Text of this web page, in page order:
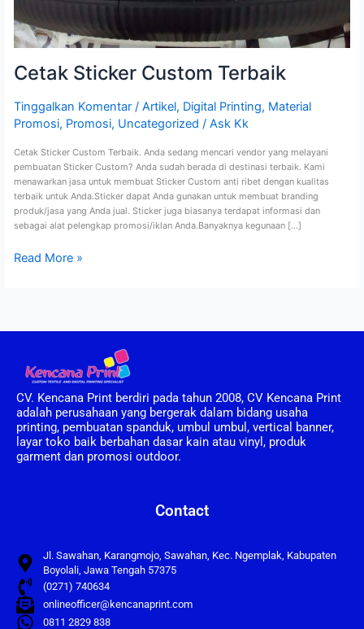
Cetak Sticker Custom Terbaik
Tinggalkan Komentar / Artikel, Digital Printing, Material
Promosi, Promosi, Uncategorized / Ask Kk
Cetak Sticker Custom Terbaik. Anda sedang mencari vendor yang melayani
pembuatan Sticker Custom? Anda sudah berada di destinasi terbaik. Kami
menawarkan jasa untuk membuat Sticker Custom anti ribet dengan kualitas
terbaik untuk Anda.Sticker dapat Anda gunakan untuk membuat branding
produk/jasa yang Anda jual. Sticker juga biasanya terdapat informasi dan
sebagai alat pelengkap promosi/iklan Anda.Banyaknya kegunaan […]
Read More »
CV. Kencana Print berdiri pada tahun 2008, CV Kencana Print
adalah perusahaan yang bergerak dalam bidang usaha
printing, pembuatan spanduk, umbul umbul, vertical banner,
layar toko baik berbahan dasar kain atau vinyl, produk
garment dan promosi outdoor.
Contact
Jl. Sawahan, Karangmojo, Sawahan, Kec. Ngemplak, Kabupaten
Boyolali, Jawa Tengah 57375
(0271) 740634
onlineofficer@kencanaprint.com
0811 2829 838